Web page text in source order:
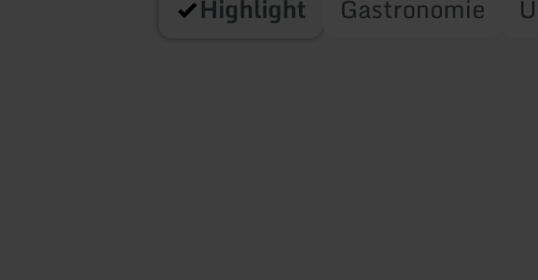
Highlight Gastronomie